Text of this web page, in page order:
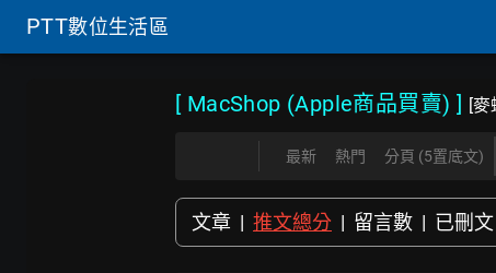
PTT數位生活區
[ MacShop (Apple商品買賣) ] [
最新 熱門 分頁 (5置底文)
文章 | 推文總分 | 留言數 | 已刪文